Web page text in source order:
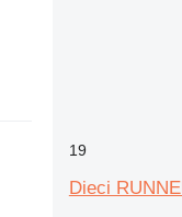
19
Dieci